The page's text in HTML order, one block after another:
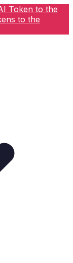
Token to the
to the